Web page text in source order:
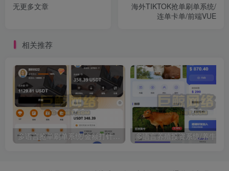
无更多文章
海外TIKTOK抢单刷单系统/
连单卡单/前端VUE
相关推荐
多语言抢单刷单系统/金额打针/连单卡单/重置订单/签到